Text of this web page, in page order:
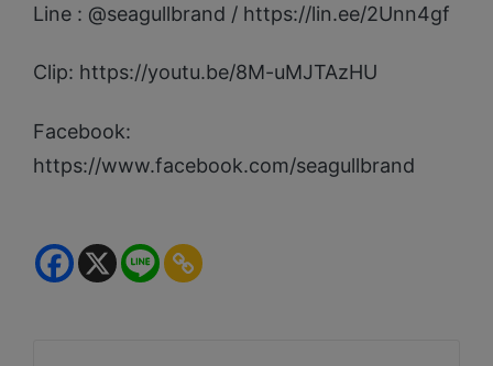
Line : @seagullbrand / https://lin.ee/2Unn4gf
Clip: https://youtu.be/8M-uMJTAzHU
Facebook:
https://www.facebook.com/seagullbrand